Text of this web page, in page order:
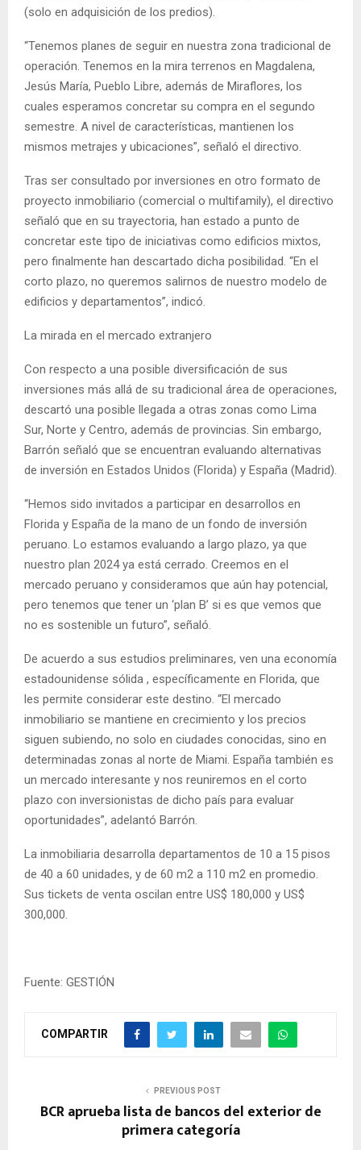
(solo en adquisición de los predios).
“Tenemos planes de seguir en nuestra zona tradicional de
operación. Tenemos en la mira terrenos en Magdalena,
Jesús María, Pueblo Libre, además de Miraflores, los
cuales esperamos concretar su compra en el segundo
semestre. A nivel de características, mantienen los
mismos metrajes y ubicaciones”, señaló el directivo.
Tras ser consultado por inversiones en otro formato de
proyecto inmobiliario (comercial o multifamily), el directivo
señaló que en su trayectoria, han estado a punto de
concretar este tipo de iniciativas como edificios mixtos,
pero finalmente han descartado dicha posibilidad. “En el
corto plazo, no queremos salirnos de nuestro modelo de
edificios y departamentos”, indicó.
La mirada en el mercado extranjero
Con respecto a una posible diversificación de sus
inversiones más allá de su tradicional área de operaciones,
descartó una posible llegada a otras zonas como Lima
Sur, Norte y Centro, además de provincias. Sin embargo,
Barrón señaló que se encuentran evaluando alternativas
de inversión en Estados Unidos (Florida) y España (Madrid).
“Hemos sido invitados a participar en desarrollos en
Florida y España de la mano de un fondo de inversión
peruano. Lo estamos evaluando a largo plazo, ya que
nuestro plan 2024 ya está cerrado. Creemos en el
mercado peruano y consideramos que aún hay potencial,
pero tenemos que tener un ‘plan B’ si es que vemos que
no es sostenible un futuro”, señaló.
De acuerdo a sus estudios preliminares, ven una economía
estadounidense sólida , específicamente en Florida, que
les permite considerar este destino. “El mercado
inmobiliario se mantiene en crecimiento y los precios
siguen subiendo, no solo en ciudades conocidas, sino en
determinadas zonas al norte de Miami. España también es
un mercado interesante y nos reuniremos en el corto
plazo con inversionistas de dicho país para evaluar
oportunidades”, adelantó Barrón.
La inmobiliaria desarrolla departamentos de 10 a 15 pisos
de 40 a 60 unidades, y de 60 m2 a 110 m2 en promedio.
Sus tickets de venta oscilan entre US$ 180,000 y US$
300,000.
Fuente: GESTIÓN
COMPARTIR
PREVIOUS POST
BCR aprueba lista de bancos del exterior de
primera categoría